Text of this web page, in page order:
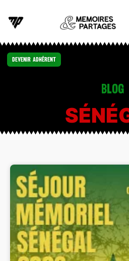
Devenir Adhérent
Blog